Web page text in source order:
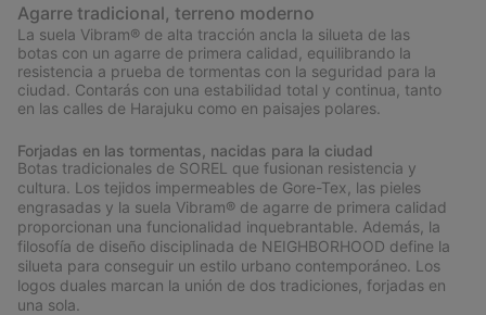
Agarre tradicional, terreno moderno
La suela Vibram® de alta tracción ancla la silueta de las
botas con un agarre de primera calidad, equilibrando la
resistencia a prueba de tormentas con la seguridad para la
ciudad. Contarás con una estabilidad total y continua, tanto
en las calles de Harajuku como en paisajes polares.
Forjadas en las tormentas, nacidas para la ciudad
Botas tradicionales de SOREL que fusionan resistencia y
cultura. Los tejidos impermeables de Gore-Tex, las pieles
engrasadas y la suela Vibram® de agarre de primera calidad
proporcionan una funcionalidad inquebrantable. Además, la
filosofía de diseño disciplinada de NEIGHBORHOOD define la
silueta para conseguir un estilo urbano contemporáneo. Los
logos duales marcan la unión de dos tradiciones, forjadas en
una sola.